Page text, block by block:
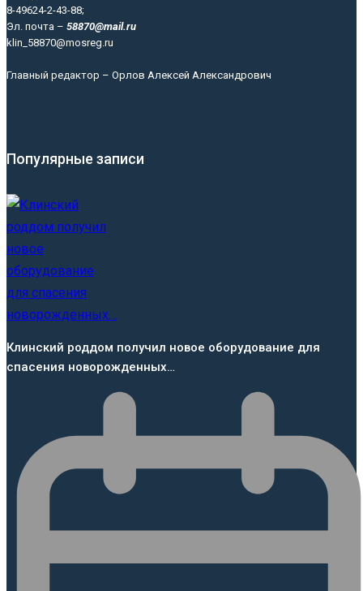
8-49624-2-43-88;
Эл. почта – 58870@mail.ru
klin_58870@mosreg.ru
Главный редактор – Орлов Алексей Александрович
Популярные записи
Клинский роддом получил новое оборудование для
спасения новорожденных…